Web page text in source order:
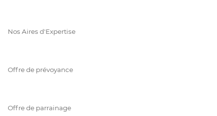
Nos Aires d'Expertise
Offre de prévoyance
Offre de parrainage